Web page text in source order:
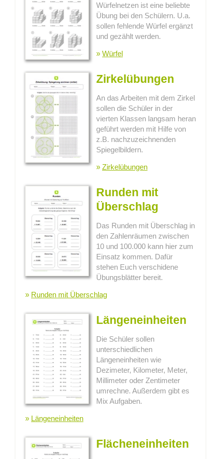
Würfelnetzen ist eine beliebte
Übung bei den Schülern. U.a.
sollen fehlende Würfel ergänzt
und gezählt werden.
» Würfel
Zirkelübungen
An das Arbeiten mit dem Zirkel
sollen die Schüler in der
vierten Klassen langsam heran
geführt werden mit Hilfe von
z.B. nachzuzeichnenden
Spiegelbildern.
» Zirkelübungen
Runden mit
Überschlag
Das Runden mit Überschlag in
den Zahlenräumen zwischen
10 und 100.000 kann hier zum
Einsatz kommen. Dafür
stehen Euch verschidene
Übungsblätter bereit.
» Runden mit Überschlag
Längeneinheiten
Die Schüler sollen
unterschiedlichen
Längeneinheiten wie
Dezimeter, Kilometer, Meter,
Millimeter oder Zentimeter
umrechne. Außerdem gibt es
Mix Aufgaben.
» Längeneinheiten
Flächeneinheiten